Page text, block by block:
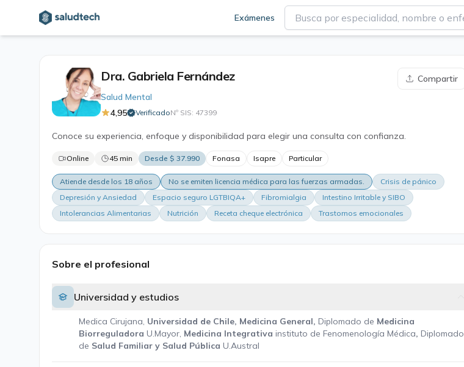
Exámenes
Dra. Gabriela Fernández
Compartir
Salud Mental
4,95
VerificadoNº SIS: 47399·
Conoce su experiencia, enfoque y disponibilidad para elegir una consulta con confianza.
Online 45 min Desde $ 37.990 Fonasa Isapre Particular
Atiende desde los 18 años No se emiten licencia médica para las fuerzas armadas.
Crisis de pánico
Depresión y Ansiedad
Espacio seguro LGTBIQA+ Fibromialgia
Intestino Irritable y SIBO
Intolerancias Alimentarias
Nutrición Receta cheque electrónica Trastornos emocionales
Sobre el profesional
Universidad y estudios
Medica Cirujana, Universidad de Chile, Medicina General, Diplomado de Medicina
Biorreguladora U.Mayor, Medicina Integrativa instituto de Fenomenología Médica, Diplomado
de Salud Familiar y Salud Pública U.Austral